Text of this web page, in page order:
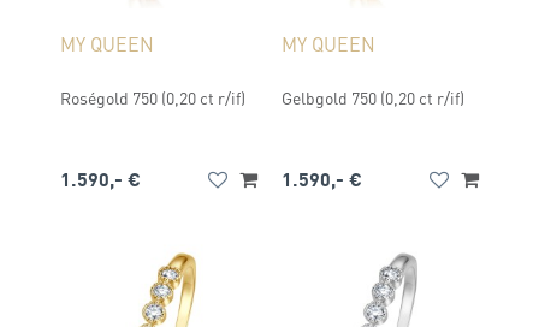
MY QUEEN
Roségold 750 (0,20 ct r/if)
1.590,- €
MY QUEEN
Gelbgold 750 (0,20 ct r/if)
1.590,- €